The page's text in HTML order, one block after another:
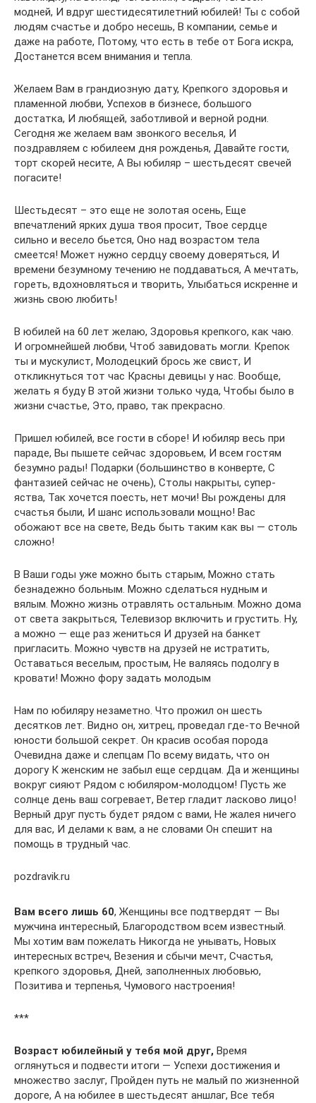
модней, И вдруг шестидесятилетний юбилей! Ты с собой
людям счастье и добро несешь, В компании, семье и
даже на работе, Потому, что есть в тебе от Бога искра,
Достанется всем внимания и тепла.
Желаем Вам в грандиозную дату, Крепкого здоровья и
пламенной любви, Успехов в бизнесе, большого
достатка, И любящей, заботливой и верной родни.
Сегодня же желаем вам звонкого веселья, И
поздравляем с юбилеем дня рожденья, Давайте гости,
торт скорей несите, А Вы юбиляр – шестьдесят свечей
погасите!
Шестьдесят – это еще не золотая осень, Еще
впечатлений ярких душа твоя просит, Твое сердце
сильно и весело бьется, Оно над возрастом тела
смеется! Может нужно сердцу своему доверяться, И
времени безумному течению не поддаваться, А мечтать,
гореть, вдохновляться и творить, Улыбаться искренне и
жизнь свою любить!
В юбилей на 60 лет желаю, Здоровья крепкого, как чаю.
И огромнейшей любви, Чтоб завидовать могли. Крепок
ты и мускулист, Молодецкий брось же свист, И
откликнуться тот час Красны девицы у нас. Вообще,
желать я буду В этой жизни только чуда, Чтобы было в
жизни счастье, Это, право, так прекрасно.
Пришел юбилей, все гости в сборе! И юбиляр весь при
параде, Вы пышете сейчас здоровьем, И всем гостям
безумно рады! Подарки (большинство в конверте, С
фантазией сейчас не очень), Столы накрыты, супер-
яства, Так хочется поесть, нет мочи! Вы рождены для
счастья были, И шанс использовали мощно! Вас
обожают все на свете, Ведь быть таким как вы — столь
сложно!
В Ваши годы уже можно быть старым, Можно стать
безнадежно больным. Можно сделаться нудным и
вялым. Можно жизнь отравлять остальным. Можно дома
от света закрыться, Телевизор включить и грустить. Ну,
а можно — еще раз жениться И друзей на банкет
пригласить. Можно чувств на друзей не истратить,
Оставаться веселым, простым, Не валяясь подолгу в
кровати! Можно фору задать молодым
Нам по юбиляру незаметно. Что прожил он шесть
десятков лет. Видно он, хитрец, проведал где-то Вечной
юности большой секрет. Он красив особая порода
Очевидна даже и слепцам По всему видать, что он
дорогу К женским не забыл еще сердцам. Да и женщины
вокруг сияют Рядом с юбиляром-молодцом! Пусть же
солнце день ваш согревает, Ветер гладит ласково лицо!
Верный друг пусть будет рядом с вами, Не жалея ничего
для вас, И делами к вам, а не словами Он спешит на
помощь в трудный час.
pozdravik.ru
Вам всего лишь 60, Женщины все подтвердят — Вы
мужчина интересный, Благородством всем известный.
Мы хотим вам пожелать Никогда не унывать, Новых
интересных встреч, Везения и сбычи мечт, Счастья,
крепкого здоровья, Дней, заполненных любовью,
Позитива и терпенья, Чумового настроения!
***
Возраст юбилейный у тебя мой друг, Время
оглянуться и подвести итоги — Успехи достижения и
множество заслуг, Пройден путь не малый по жизненной
дороге, А на юбилее в шестьдесят аншлаг, Все тебя